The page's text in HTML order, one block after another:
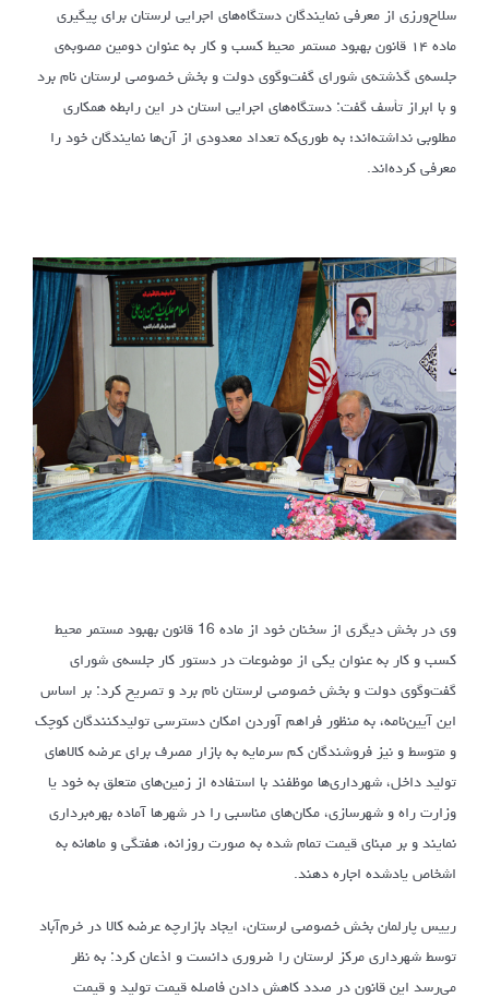
سلاح‌ورزی از معرفی نمایندگان دستگاه‌های اجرایی لرستان برای پیگیری
ماده ۱۴ قانون بهبود مستمر محیط کسب و کار به عنوان دومین مصوبه‌ی
جلسه‌ی گذشته‌ی شورای گفت‌وگوی دولت و بخش خصوصی لرستان نام برد
و با ابراز تأسف گفت: دستگاه‌های اجرایی استان در این رابطه همکاری
مطلوبی نداشته‌اند؛ به طوری‌که تعداد معدودی از آن‌ها نمایندگان خود را
معرفی کرده‌اند.
وی در بخش دیگری از سخنان خود از ماده 16 قانون بهبود مستمر محیط
کسب و کار به عنوان یکی از موضوعات در دستور کار جلسه‌ی شورای
گفت‌وگوی دولت و بخش خصوصی لرستان نام برد و تصریح کرد: بر اساس
این آیین‌نامه، به منظور فراهم آوردن امکان دسترسی تولیدکنندگان کوچک
و متوسط و نیز فروشندگان کم سرمایه به بازار مصرف برای عرضه کالاهای
تولید داخل، شهرداری‌ها موظفند با استفاده از زمین‌های متعلق به خود یا
وزارت راه و شهرسازی، مکان‌های مناسبی را در شهرها آماده بهره‌برداری
نمایند و بر مبنای قیمت تمام شده به صورت روزانه، هفتگی و ماهانه به
اشخاص یادشده اجاره دهند.
رییس پارلمان بخش خصوصی لرستان، ایجاد بازارچه عرضه کالا در خرم‌آباد
توسط شهرداری مرکز لرستان را ضروری دانست و اذعان کرد: به نظر
می‌رسد این قانون در صدد کاهش دادن فاصله قیمت تولید و قیمت